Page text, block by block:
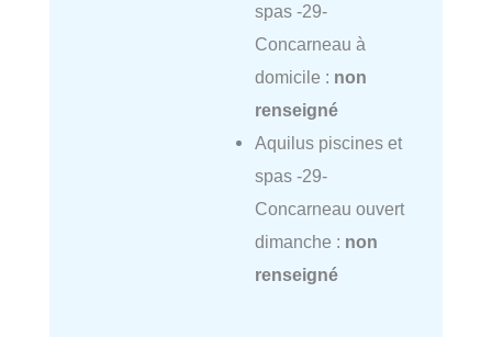
spas -29-
Concarneau à
domicile : non
renseigné
Aquilus piscines et
spas -29-
Concarneau ouvert
dimanche : non
renseigné